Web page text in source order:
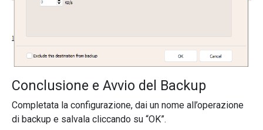
Conclusione e Avvio del Backup
Completata la configurazione, dai un nome all’operazione
di backup e salvala cliccando su “OK”.